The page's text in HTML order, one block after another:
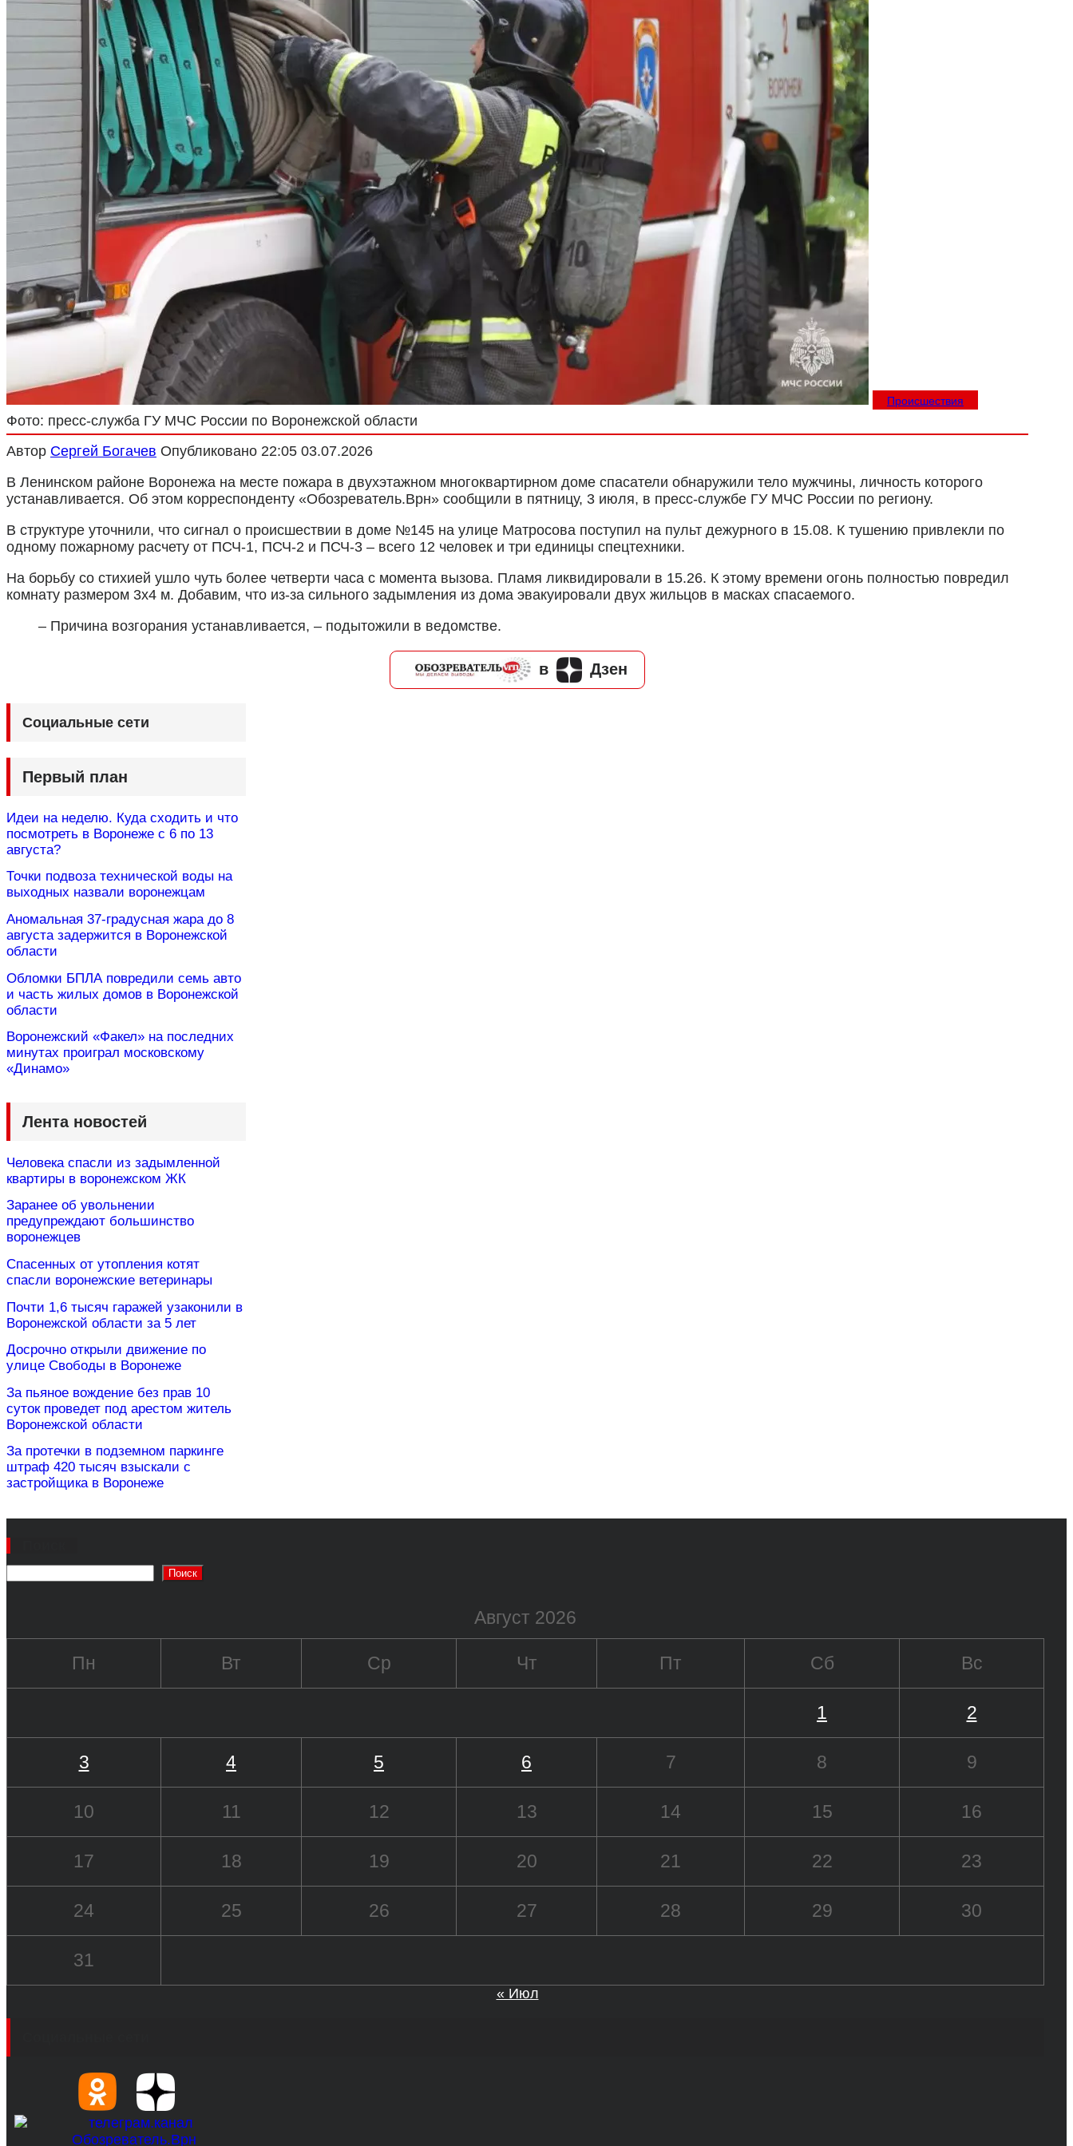
Криминал
Спорт
Черноземье
Россия
Происшествия
Фото: пресс-служба ГУ МЧС России по Воронежской области
Автор Сергей Богачев Опубликовано 22:05 03.07.2026
В Ленинском районе Воронежа на месте пожара в двухэтажном многоквартирном доме спасатели обнаружили тело мужчины, личность которого
устанавливается. Об этом корреспонденту «Обозреватель.Врн» сообщили в пятницу, 3 июля, в пресс-службе ГУ МЧС России по региону.
В структуре уточнили, что сигнал о происшествии в доме №145 на улице Матросова поступил на пульт дежурного в 15.08. К тушению привлекли по
одному пожарному расчету от ПСЧ-1, ПСЧ-2 и ПСЧ-3 – всего 12 человек и три единицы спецтехники.
На борьбу со стихией ушло чуть более четверти часа с момента вызова. Пламя ликвидировали в 15.26. К этому времени огонь полностью повредил
комнату размером 3х4 м. Добавим, что из-за сильного задымления из дома эвакуировали двух жильцов в масках спасаемого.
– Причина возгорания устанавливается, – подытожили в ведомстве.
в Дзен
Социальные сети
Первый план
Идеи на неделю. Куда сходить и что
посмотреть в Воронеже с 6 по 13
августа?
Точки подвоза технической воды на
выходных назвали воронежцам
Аномальная 37-градусная жара до 8
августа задержится в Воронежской
области
Обломки БПЛА повредили семь авто
и часть жилых домов в Воронежской
области
Воронежский «Факел» на последних
минутах проиграл московскому
«Динамо»
Лента новостей
Человека спасли из задымленной
квартиры в воронежском ЖК
Заранее об увольнении
предупреждают большинство
воронежцев
Спасенных от утопления котят
спасли воронежские ветеринары
Почти 1,6 тысяч гаражей узаконили в
Воронежской области за 5 лет
Досрочно открыли движение по
улице Свободы в Воронеже
За пьяное вождение без прав 10
суток проведет под арестом житель
Воронежской области
За протечки в подземном паркинге
штраф 420 тысяч взыскали с
застройщика в Воронеже
Поиск
Август 2026
Пн Вт Ср Чт Пт Сб Вс
1 2
3 4 5 6 7 8 9
10 11 12 13 14 15 16
17 18 19 20 21 22 23
24 25 26 27 28 29 30
31
« Июл